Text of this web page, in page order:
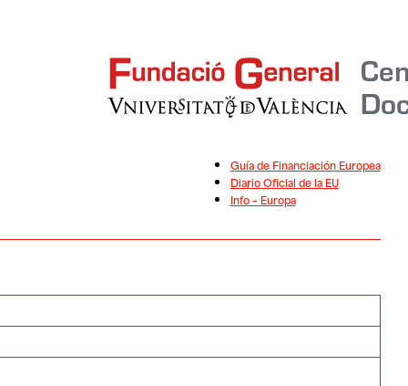
Guía de Financiación Europea
Diario Oficial de la EU
Info – Europa